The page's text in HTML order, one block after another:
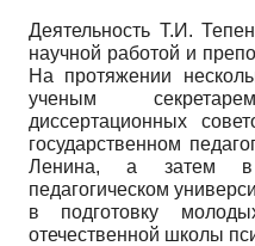
Деятельность Т.И.
научной работой и
На протяжении
ученым
диссертационных
государственном
Ленина, а затем в
педагогическом
в подготовку
отечественной школы